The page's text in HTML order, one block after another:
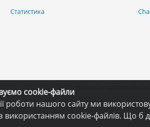
cookie-файли
роботи нашого сайту ми
використанням cookie-файлів. Що б
Статистика